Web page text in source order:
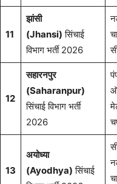
11
झांसी
(Jhansi) सिंचाई
विभाग भर्ती 2026
12
सहारनपुर
(Saharanpur)
सिंचाई विभाग भर्ती
2026
13
अयोध्या
(Ayodhya) सिंचाई